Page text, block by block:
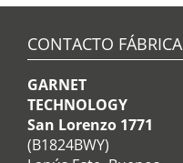
CONTACTO FÁBRICA
GARNET
TECHNOLOGY
San Lorenzo 1771
(B1824BWY)